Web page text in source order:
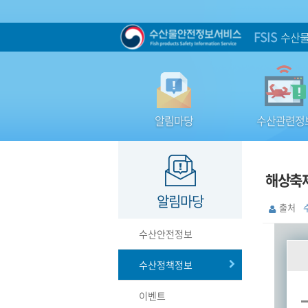
FSIS 수산
알림마당 수산관련정
알림마당
수산안전정보
수산정책정보
이벤트
해상축
출처